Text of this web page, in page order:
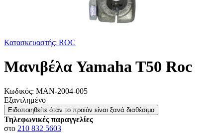
Κατασκευαστής: ROC
Μανιβέλα Yamaha T50 Roc
Κωδικός: ΜΑΝ-2004-005
Εξαντλημένο
Ειδοποιηθείτε όταν το προϊόν είναι ξανά διαθέσιμο
Τηλεφωνικές παραγγελίες
στο 210 832 5603